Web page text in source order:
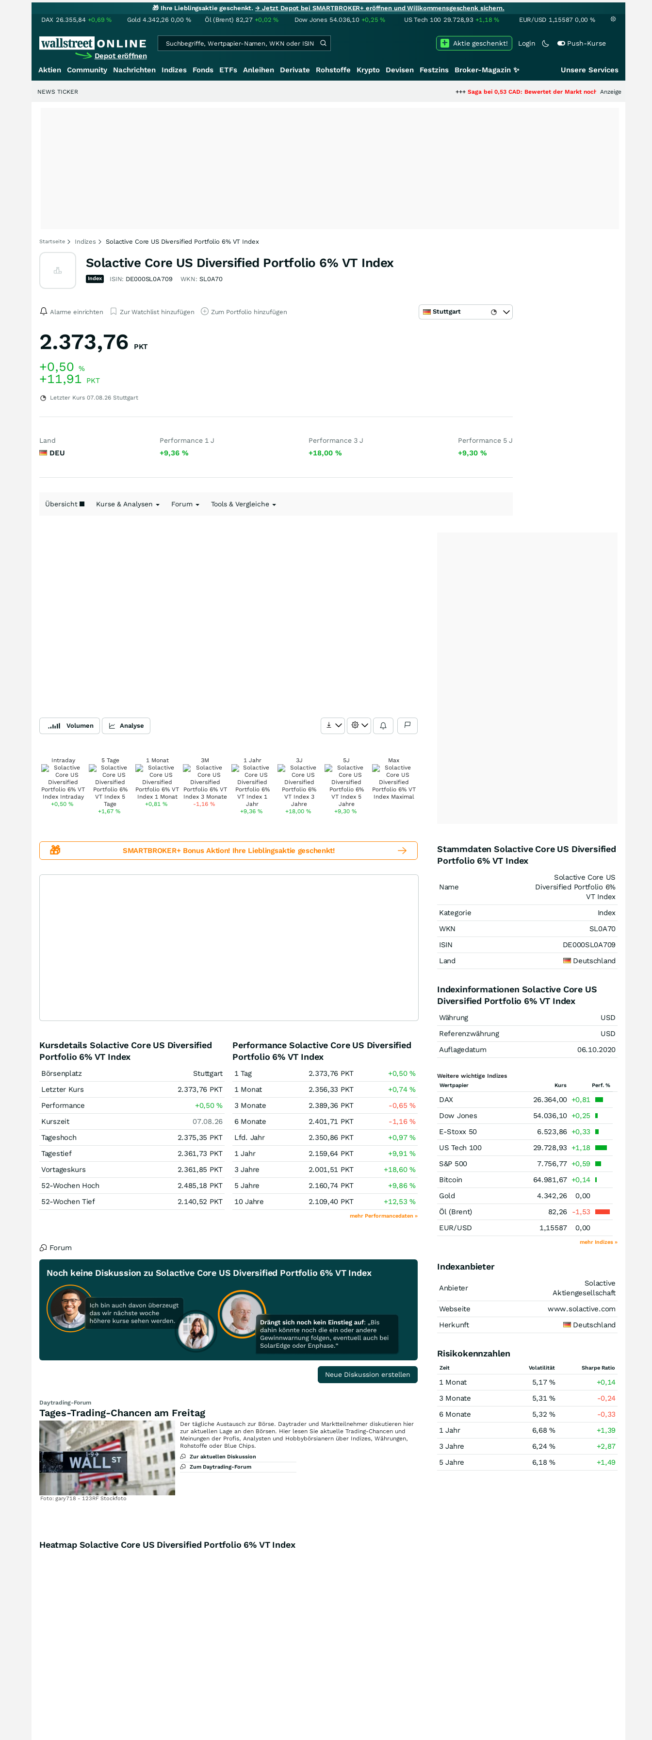
🎁 Ihre Lieblingsaktie geschenkt.→ Jetzt Depot bei SMARTBROKER+ eröffnen und Willkommensgeschenk sichern.
DAX 26.355,84 +0,69% Gold 4.342,26 0,00 % Öl (Brent) 82,27 +0,02% Dow Jones 54.036,10 +0,25% US Tech 100 29.728,93 +1,18% EUR/USD 1,15587 0,00 %
Depot eröffnen
Login Push-Kurse
Aktie geschenkt!
Aktien Community Nachrichten Indizes Fonds ETFs Anleihen Derivate Rohstoffe Krypto Devisen Festzins Broker-Magazin ✨ Unsere Services
Saga bei 0,53 CAD: Bewertet der Markt noch immer nur die Hälfte der
Anzeige
NEWS TICKER
Startseite Indizes Solactive Core US Diversified Portfolio 6% VT Index
Solactive Core US Diversified Portfolio 6% VT Index
Index ISIN: DE000SL0A709 WKN: SL0A70
Alarme einrichten Zur Watchlist hinzufügen Zum Portfolio hinzufügen Stuttgart
2.373,76 PKT
+0,50 %
+11,91 PKT
Letzter Kurs 07.08.26 Stuttgart
Land
DEU
Performance 1 J
+9,36 %
Performance 3 J
+18,00%
Performance 5 J
+9,30 %
Übersicht Kurse & Analysen Forum Tools & Vergleiche
Volumen Analyse
Intraday
+0,50%
5 Tage
+1,67%
1 Monat
+0,81 %
3M
-1,16%
1 Jahr
+9,36%
3J
+18,00%
5J
+9,30%
Max
🎁 SMARTBROKER+ Bonus Aktion! Ihre Lieblingsaktie geschenkt!
Kursdetails Solactive Core US Diversified
Portfolio 6% VT Index
Börsenplatz
Stuttgart
Letzter Kurs
2.373,76 PKT
Performance
+0,50%
Kurszeit
07.08.26
Tageshoch
2.375,35 PKT
Tagestief
2.361,73 PKT
Vortageskurs
2.361,85 PKT
52-Wochen Hoch
2.485,18 PKT
52-Wochen Tief
2.140,52 PKT
Performance Solactive Core US Diversified
Portfolio 6% VT Index
1 Tag 2.373,76 PKT +0,50%
1 Monat
2.356,33 PKT +0,74%
3 Monate
2.389,36 PKT -0,65%
6 Monate
2.401,71 PKT -1,16%
Lfd. Jahr
2.350,86 PKT +0,97%
1 Jahr
2.159,64 PKT +9,91%
3 Jahre
2.001,51 PKT +18,60%
5 Jahre
2.160,74 PKT +9,86%
10 Jahre
2.109,40 PKT +12,53%
mehr Performancedaten »
Forum
Noch keine Diskussion zu Solactive Core US Diversified Portfolio 6% VT Index
Neue Diskussion erstellen
Daytrading-Forum
Tages-Trading-Chancen am Freitag
Foto: gary718 - 123RF Stockfoto
Der tägliche Austausch zur Börse. Daytrader und Marktteilnehmer diskutieren hier
zur aktuellen Lage an den Börsen. Hier lesen Sie aktuelle Trading-Chancen und
Meinungen der Profis, Analysten und Hobbybörsianern über Indizes, Währungen,
Rohstoffe oder Blue Chips.
Zur aktuellen Diskussion
Zum Daytrading-Forum
Stammdaten Solactive Core US Diversified
Portfolio 6% VT Index
Name
Solactive Core US
Diversified Portfolio 6%
VT Index
Kategorie
Index
WKN
SL0A70
ISIN
DE000SL0A709
Land
Deutschland
Indexinformationen Solactive Core US
Diversified Portfolio 6% VT Index
Währung
USD
Referenzwährung
USD
Auflagedatum
06.10.2020
Weitere wichtige Indizes
Wertpapier Kurs Perf. %
DAX 26.364,00 +0,81
Dow Jones
54.036,10 +0,25
E-Stoxx 50
6.523,86 +0,33
US Tech 100
29.728,93
+1,18
S&P 500
7.756,77 +0,59
Bitcoin
64.981,67 +0,14
Gold
4.342,26
0,00
Öl (Brent)
82,26
-1,53
EUR/USD
1,15587 0,00
mehr Indizes »
Indexanbieter
Anbieter
Solactive
Aktiengesellschaft
Webseite
www.solactive.com
Herkunft
Deutschland
Risikokennzahlen
Zeit Volatilität Sharpe Ratio
1 Monat 5,17 %
+0,14
3 Monate
5,31 %
-0,24
6 Monate
5,32 %
-0,33
1 Jahr
6,68 %
+1,39
3 Jahre
6,24 %
+2,87
5 Jahre
6,18 % +1,49
Heatmap Solactive Core US Diversified Portfolio 6% VT Index